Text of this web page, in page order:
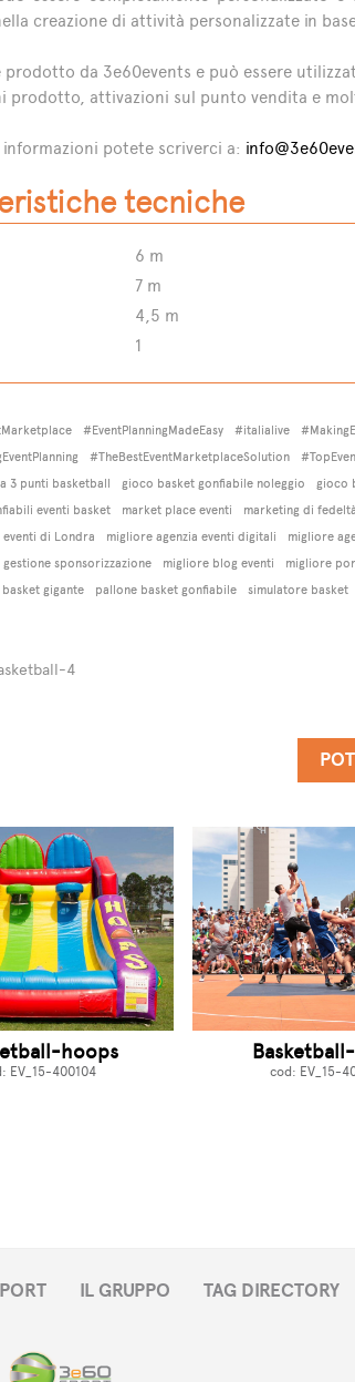
creazione di attività personalizzate in
da 3e60events e può essere
prodotto, attivazioni sul punto vendita e
informazioni potete scriverci a:
tecniche
6 m
7 m
4,5 m
1
#EventPlanningMadeEasy #italialive
#TheBestEventMarketplaceSolution
3 punti basketball gioco basket gonfiabile noleggio gioco
eventi basket
market place eventi marketing di fedeltà
eventi di Londra
migliore agenzia eventi digitali migliore
sponsorizzazione
migliore blog eventi migliore
gigante
pallone basket gonfiabile simulatore basket
4
hoops
EV_15-400104 cod: EV_15-
IL GRUPPO TAG DIRECTORY